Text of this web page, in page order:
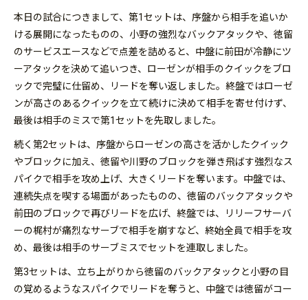
本日の試合につきまして、第1セットは、序盤から相手を追いか
ける展開になったものの、小野の強烈なバックアタックや、徳留
のサービスエースなどで点差を詰めると、中盤に前田が冷静にツ
ーアタックを決めて追いつき、ローゼンが相手のクイックをブロ
ックで完璧に仕留め、リードを奪い返しました。終盤ではローゼ
ンが高さのあるクイックを立て続けに決めて相手を寄せ付けず、
最後は相手のミスで第1セットを先取しました。
続く第2セットは、序盤からローゼンの高さを活かしたクイック
やブロックに加え、徳留や川野のブロックを弾き飛ばす強烈なス
パイクで相手を攻め上げ、大きくリードを奪います。中盤では、
連続失点を喫する場面があったものの、徳留のバックアタックや
前田のブロックで再びリードを広げ、終盤では、リリーフサーバ
ーの梶村が痛烈なサーブで相手を崩すなど、終始全員で相手を攻
め、最後は相手のサーブミスでセットを連取しました。
第3セットは、立ち上がりから徳留のバックアタックと小野の目
の覚めるようなスパイクでリードを奪うと、中盤では徳留がコー